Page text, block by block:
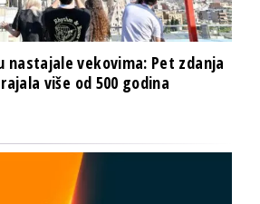
nastajale vekovima: Pet zdanja
više od 500 godina